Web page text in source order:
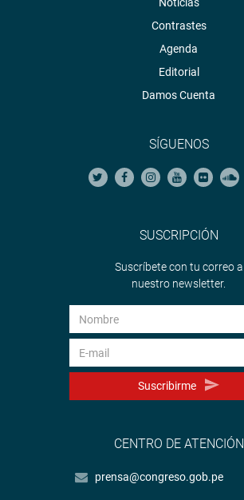
Contrastes
Agenda
Editorial
Damos Cuenta
SÍGUENOS
SUSCRIPCIÓN
Suscríbete con tu correo a
nuestro newsletter.
Suscribirme
CENTRO DE ATENCIÓN
prensa@congreso.gob.pe